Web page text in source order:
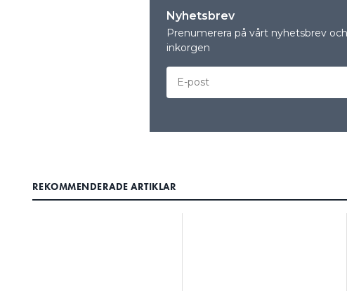
Nyhetsbrev
Prenumerera på vårt nyhetsbrev
inkorgen
REKOMMENDERADE ARTIKLAR